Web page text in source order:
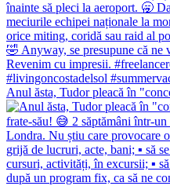
Anul ăsta, Tudor pleacă în